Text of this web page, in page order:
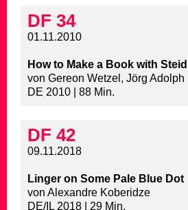
DF 34
01.11.2010
How to Make a Book with Steidl
von Gereon Wetzel, Jörg Adolph
DE 2010 | 88 Min.
DF 42
09.11.2018
Linger on Some Pale Blue Dot
von Alexandre Koberidze
DE/IL 2018 | 29 Min.